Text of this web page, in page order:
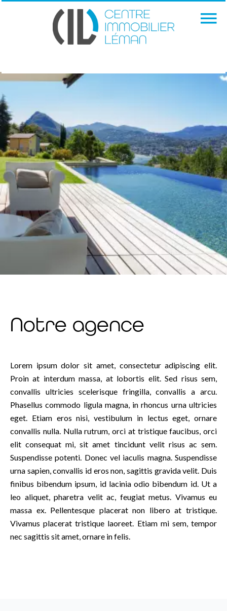
Notre agence
Lorem ipsum dolor sit amet, consectetur adipiscing elit.
Proin at interdum massa, at lobortis elit. Sed risus sem,
convallis ultricies scelerisque fringilla, convallis a arcu.
Phasellus commodo ligula magna, in rhoncus urna ultricies
eget. Etiam eros nisi, vestibulum in lectus eget, ornare
convallis nulla. Nulla rutrum, orci at tristique faucibus, orci
elit consequat mi, sit amet tincidunt velit risus ac sem.
Suspendisse potenti. Donec vel iaculis magna. Suspendisse
urna sapien, convallis id eros non, sagittis gravida velit. Duis
finibus bibendum ipsum, id lacinia odio bibendum id. Ut a
leo aliquet, pharetra velit ac, feugiat metus. Vivamus eu
massa ex. Pellentesque placerat non libero at tristique.
Vivamus placerat tristique laoreet. Etiam mi sem, tempor
nec sagittis sit amet, ornare in felis.